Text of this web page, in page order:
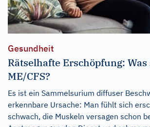
Gesundheit
Rätselhafte Erschöpfung:
ME/CFS?
Es ist ein Sammelsurium diffuser
erkennbare Ursache: Man fühlt sich
schwach, die Muskeln versagen schon